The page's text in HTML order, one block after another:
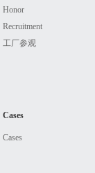
Honor
Recruitment
工厂参观
Cases
Cases